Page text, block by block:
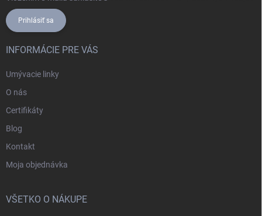
Prihlásiť sa
INFORMÁCIE PRE VÁS
Umývacie linky
O nás
Certifikáty
Blog
Kontakt
Moja objednávka
VŠETKO O NÁKUPE